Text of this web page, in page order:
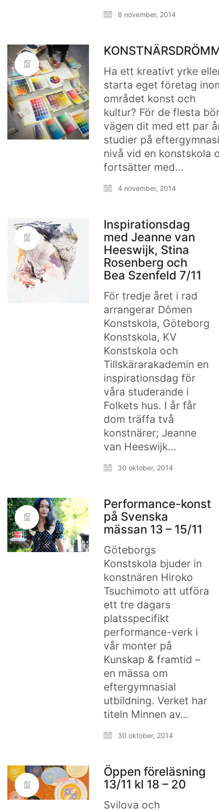
8 november, 2014
Ha ett kreativt yrke
starta eget företag
området konst och
kultur? För de flesta
vägen dit med ett par
studier på
nivå vid en konstskola
fortsätter med…
4 november, 2014
Inspirationsdag
med Jeanne van
Heeswijk, Stina
Rosenberg och
Bea Szenfeld 7/11
För tredje året i rad
arrangerar Dômen
Konstskola, Göteborg
Konstskola, KV
Konstskola och
Tillskärarakademin en
inspirationsdag för
våra studerande i
Folkets hus. I år får
dom träffa två
konstnärer; Jeanne
van Heeswijk…
30 oktober, 2014
Performance-konst
på Svenska
mässan 13 – 15/11
Göteborgs
Konstskola bjuder in
konstnären Hiroko
Tsuchimoto att utföra
ett tre dagars
platsspecifikt
performance-verk i
vår monter på
Kunskap & framtid –
en mässa om
eftergymnasial
utbildning. Verket har
titeln Minnen av…
30 oktober, 2014
Öppen föreläsning
13/11 kl 18 – 20
Svilova och